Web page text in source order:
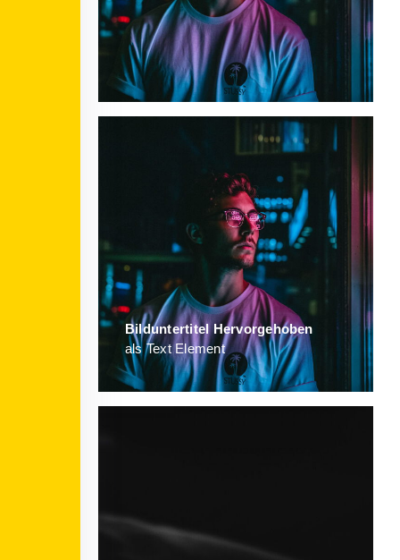
Bild­unter­titel Hervorgehoben
als Text Element